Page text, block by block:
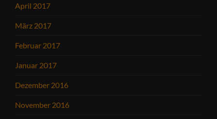
April 2017
März 2017
Februar 2017
Januar 2017
Dezember 2016
November 2016